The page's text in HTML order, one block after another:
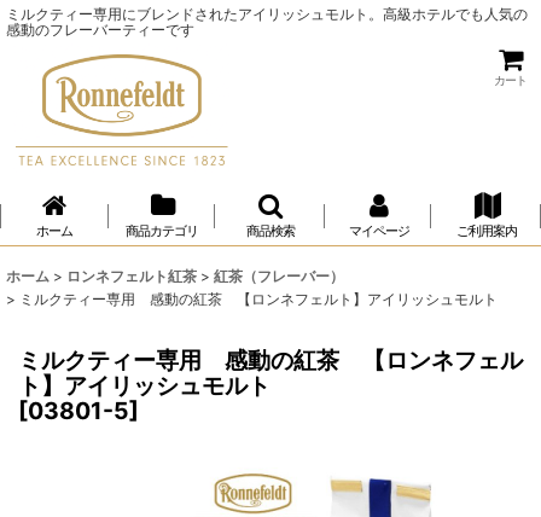
ミルクティー専用にブレンドされたアイリッシュモルト。高級ホテルでも人気の
感動のフレーバーティーです
カート
ホーム 商品カテゴリ 商品検索 マイページ ご利用案内
ホーム > ロンネフェルト紅茶 > 紅茶（フレーバー）
> ミルクティー専用 感動の紅茶 【ロンネフェルト】アイリッシュモルト
ミルクティー専用 感動の紅茶 【ロンネフェル
ト】アイリッシュモルト
[03801-5]